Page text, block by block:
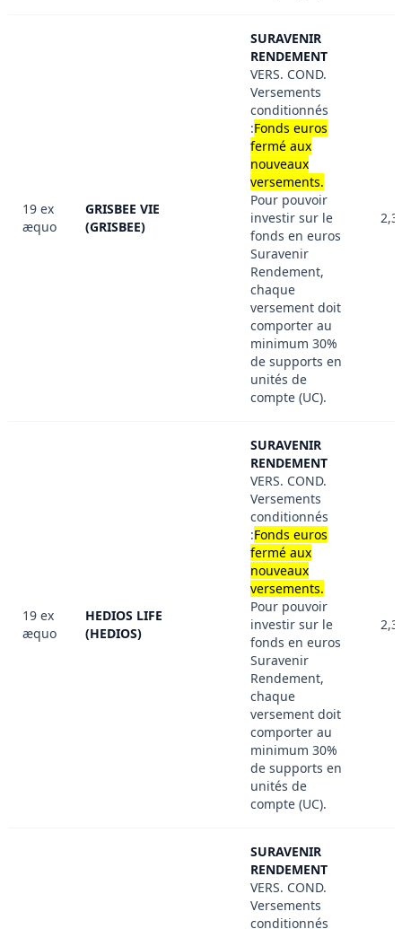
19 ex
æquo
GRISBEE VIE
(GRISBEE)
SURAVENIR
RENDEMENT
VERS. COND.
Versements
conditionnés
:Fonds euros
fermé aux
nouveaux
versements.
Pour pouvoir
investir sur le
fonds en euros
Suravenir
Rendement,
chaque
versement doit
comporter au
minimum 30%
de supports en
unités de
compte (UC).
19 ex
æquo
HEDIOS LIFE
(HEDIOS)
SURAVENIR
RENDEMENT
VERS. COND.
Versements
conditionnés
:Fonds euros
fermé aux
nouveaux
versements.
Pour pouvoir
investir sur le
fonds en euros
Suravenir
Rendement,
chaque
versement doit
comporter au
minimum 30%
de supports en
unités de
compte (UC).
SURAVENIR
RENDEMENT
VERS. COND.
Versements
conditionnés